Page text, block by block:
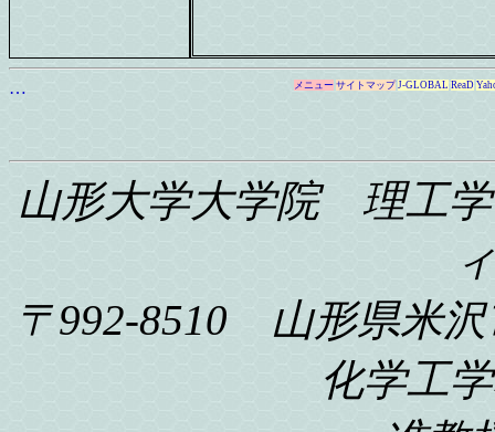
… メニュー サイトマップ J-GLOBAL ReaD
山形大学大学院 理工
〒992-8510 山形県米沢
化学工